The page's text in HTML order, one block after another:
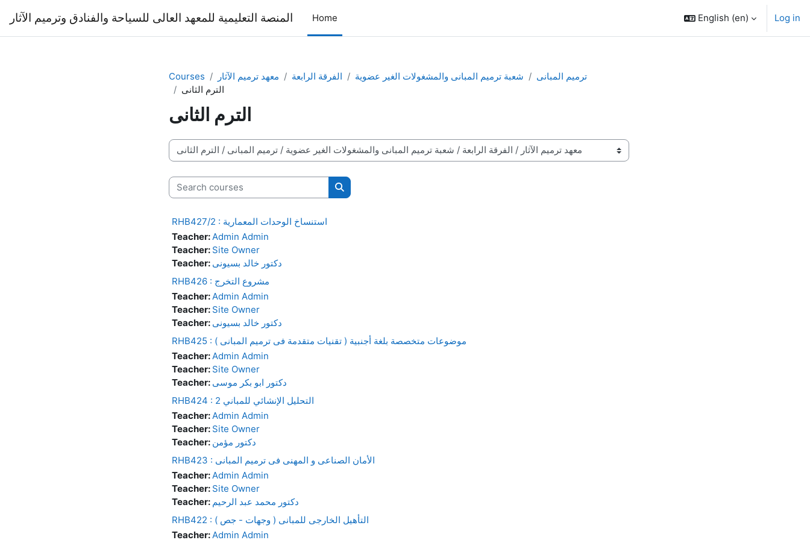
المنصة التعليمية للمعهد العالى للسياحة والفنادق وترميم الآثار Home English ‎(en)‎ Log in
Courses معهد ترميم الآثار الفرقة الرابعة شعبة ترميم المبانى والمشغولات الغير عضوية
ترميم المبانى
الترم الثانى
الترم الثانى
Course categories
Search courses
Search courses
RHB427/2 : استنساخ الوحدات المعمارية
Teacher:Admin Admin
Teacher: Site Owner
Teacher: دكتور خالد بسيونى
RHB426 : مشروع التخرج
Teacher:Admin Admin
Teacher: Site Owner
Teacher: دكتور خالد بسيونى
RHB425 : موضوعات متخصصة بلغة أجنبية ( تقنيات متقدمة فى ترميم المبانى )
Teacher:Admin Admin
Teacher: Site Owner
Teacher: دكتور ابو بكر موسى
RHB424 : التحليل الإنشائي للمباني 2
Teacher:Admin Admin
Teacher: Site Owner
Teacher: دكتور مؤمن
RHB423 : الأمان الصناعى و المهنى فى ترميم المبانى
Teacher:Admin Admin
Teacher: Site Owner
Teacher: دكتور محمد عبد الرحيم
RHB422 : التأهيل الخارجى للمبانى ( وجهات - جص )
Teacher:Admin Admin